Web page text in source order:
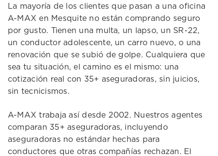
La mayoría de los clientes que pasan a una oficina
A-MAX en Mesquite no están comprando seguro
por gusto. Tienen una multa, un lapso, un SR-22,
un conductor adolescente, un carro nuevo, o una
renovación que se subió de golpe. Cualquiera que
sea tu situación, el camino es el mismo: una
cotización real con 35+ aseguradoras, sin juicios,
sin tecnicismos.
A-MAX trabaja así desde 2002. Nuestros agentes
comparan 35+ aseguradoras, incluyendo
aseguradoras no estándar hechas para
conductores que otras compañías rechazan. El